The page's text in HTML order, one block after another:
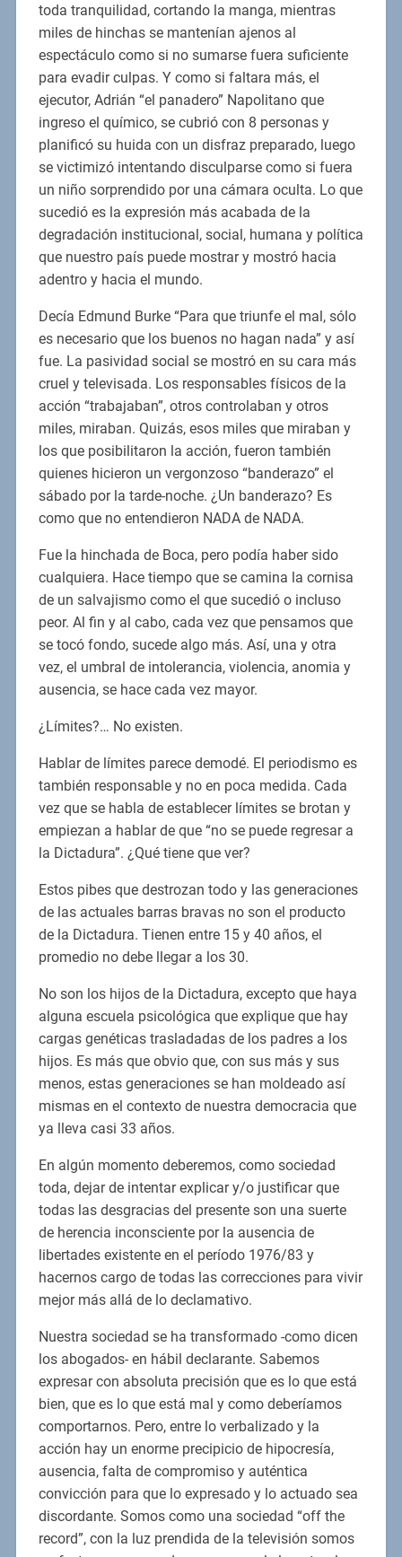
toda tranquilidad, cortando la manga, mientras
miles de hinchas se mantenían ajenos al
espectáculo como si no sumarse fuera suficiente
para evadir culpas. Y como si faltara más, el
ejecutor, Adrián “el panadero” Napolitano que
ingreso el químico, se cubrió con 8 personas y
planificó su huida con un disfraz preparado, luego
se victimizó intentando disculparse como si fuera
un niño sorprendido por una cámara oculta. Lo que
sucedió es la expresión más acabada de la
degradación institucional, social, humana y política
que nuestro país puede mostrar y mostró hacia
adentro y hacia el mundo.
Decía Edmund Burke “Para que triunfe el mal, sólo
es necesario que los buenos no hagan nada” y así
fue. La pasividad social se mostró en su cara más
cruel y televisada. Los responsables físicos de la
acción “trabajaban”, otros controlaban y otros
miles, miraban. Quizás, esos miles que miraban y
los que posibilitaron la acción, fueron también
quienes hicieron un vergonzoso “banderazo” el
sábado por la tarde-noche. ¿Un banderazo? Es
como que no entendieron NADA de NADA.
Fue la hinchada de Boca, pero podía haber sido
cualquiera. Hace tiempo que se camina la cornisa
de un salvajismo como el que sucedió o incluso
peor. Al fin y al cabo, cada vez que pensamos que
se tocó fondo, sucede algo más. Así, una y otra
vez, el umbral de intolerancia, violencia, anomia y
ausencia, se hace cada vez mayor.
¿Límites?… No existen.
Hablar de límites parece demodé. El periodismo es
también responsable y no en poca medida. Cada
vez que se habla de establecer límites se brotan y
empiezan a hablar de que “no se puede regresar a
la Dictadura”. ¿Qué tiene que ver?
Estos pibes que destrozan todo y las generaciones
de las actuales barras bravas no son el producto
de la Dictadura. Tienen entre 15 y 40 años, el
promedio no debe llegar a los 30.
No son los hijos de la Dictadura, excepto que haya
alguna escuela psicológica que explique que hay
cargas genéticas trasladadas de los padres a los
hijos. Es más que obvio que, con sus más y sus
menos, estas generaciones se han moldeado así
mismas en el contexto de nuestra democracia que
ya lleva casi 33 años.
En algún momento deberemos, como sociedad
toda, dejar de intentar explicar y/o justificar que
todas las desgracias del presente son una suerte
de herencia inconsciente por la ausencia de
libertades existente en el período 1976/83 y
hacernos cargo de todas las correcciones para vivir
mejor más allá de lo declamativo.
Nuestra sociedad se ha transformado -como dicen
los abogados- en hábil declarante. Sabemos
expresar con absoluta precisión que es lo que está
bien, que es lo que está mal y como deberíamos
comportarnos. Pero, entre lo verbalizado y la
acción hay un enorme precipicio de hipocresía,
ausencia, falta de compromiso y auténtica
convicción para que lo expresado y lo actuado sea
discordante. Somos como una sociedad “off the
record”, con la luz prendida de la televisión somos